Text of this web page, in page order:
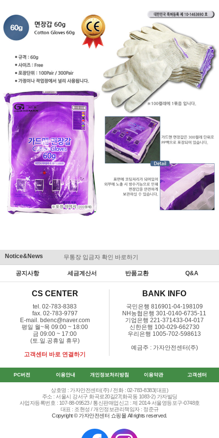
Notice&News 무통장 입금자 확인 바로하기
공지사항 세금계산서 반품교환 Q&A
CS CENTER
tel. 02-783-8383
fax. 02-783-9797
E-mail. bdenc@naver.com
평일 월~목 09:00 ~ 18:00
금 09:00 ~ 17:00
(토.일.공휴일 휴무)
고객센터 바로 연결하기
BANK INFO
국민은행 816901-04-198109
NH농협은행 301-0140-6735-11
기업은행 221-371433-04-017
신한은행 100-029-662730
우리은행 1005-702-598613
예금주 : 가자안전센터(주)
PC버전 이용안내 개인정보처리방침 이용약관 고객센터
상호명 : 가자안전센터(주) / 전화 : 02-783-8383(대표)
주소 : 서울시 강서구 화곡로20길27(화곡동 1083-2) 가자빌딩
사업자등록번호 : 107-88-09523 / 통신판매업신고 : 제 2014-서울영등포구-0748호
대표 : 조현성 / 개인정보관리책임자 : 정준규
Copyright © 가자안전센터 쇼핑몰 All rights reserved.